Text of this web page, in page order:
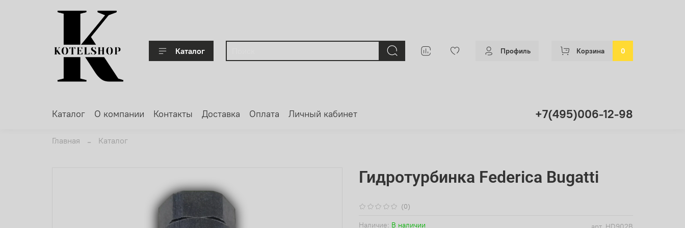
Каталог Профиль Корзина 0
Каталог О компании Контакты Доставка Оплата Личный кабинет +7(495)006-12-98
Главная Каталог
(0)
Наличие: В наличии
Гидротурбинка Federica Bugatti